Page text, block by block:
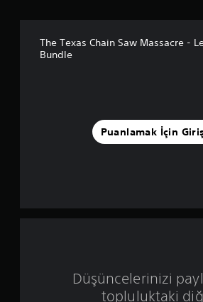
The Texas Chain Saw Massacre -
Bundle
Puanlamak İçin Giriş
Düşüncelerinizi
topluluktaki